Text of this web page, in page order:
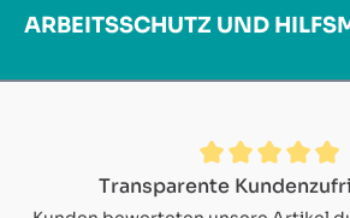
ARBEITSSCHUTZ UND
Durchschnittliche Bewertung
Transparente